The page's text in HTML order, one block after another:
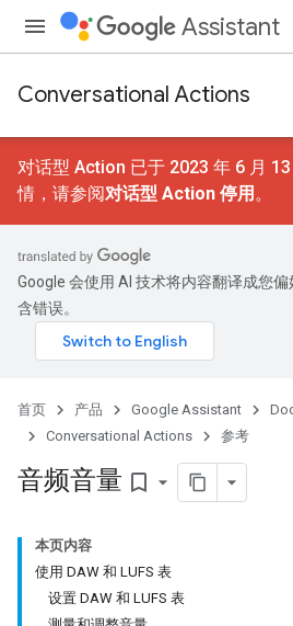
Assistant
Conversational Actions
对话型 Action 已于 2023 年 6 月
情，请参阅对话型 Action 停用 。
Google 会使用 AI 技术将内容翻译成您
含错误。
首页 产品 Google Assistant
Conversational Actions
参考
音频音量 bookmark_border
本页内容
使用 DAW 和 LUFS 表
设置 DAW 和 LUFS 表